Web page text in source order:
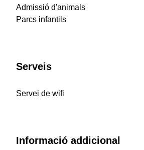
Admissió d'animals
Parcs infantils
Serveis
Servei de wifi
Informació addicional